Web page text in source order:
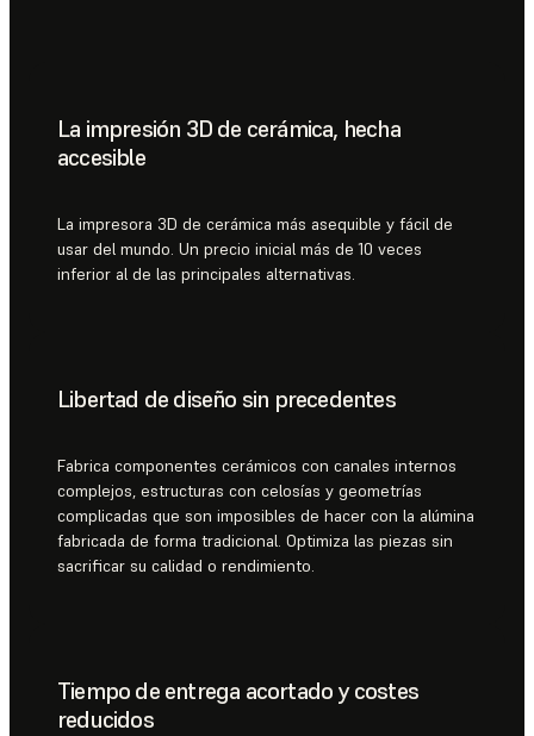
La impresión 3D de cerámica, hecha
accesible
La impresora 3D de cerámica más asequible y fácil de
usar del mundo. Un precio inicial más de 10 veces
inferior al de las principales alternativas.
Libertad de diseño sin precedentes
Fabrica componentes cerámicos con canales internos
complejos, estructuras con celosías y geometrías
complicadas que son imposibles de hacer con la alúmina
fabricada de forma tradicional. Optimiza las piezas sin
sacrificar su calidad o rendimiento.
Tiempo de entrega acortado y costes
reducidos